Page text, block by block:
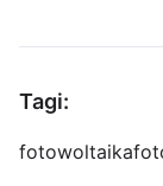
Tagi:
fotowoltaika